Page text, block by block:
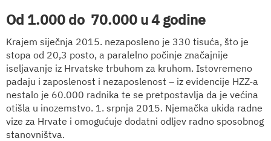
Od 1.000 do 70.000 u 4 godine
Krajem siječnja 2015. nezaposleno je 330 tisuća, što je
stopa od 20,3 posto, a paralelno počinje značajnije
iseljavanje iz Hrvatske trbuhom za kruhom. Istovremeno
padaju i zaposlenost i nezaposlenost – iz evidencije HZZ-a
nestalo je 60.000 radnika te se pretpostavlja da je većina
otišla u inozemstvo. 1. srpnja 2015. Njemačka ukida radne
vize za Hrvate i omogućuje dodatni odljev radno sposobnog
stanovništva.